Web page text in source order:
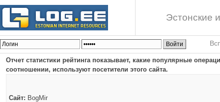
Эстонские
Отчет статистики рейтинга показывает, какие популярные
соотношении, используют посетители этого сайта.
Сайт: BogMir